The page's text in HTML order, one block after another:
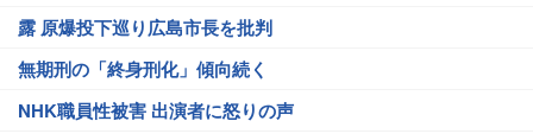
露 原爆投下巡り広島市長を批判
無期刑の「終身刑化」傾向続く
NHK職員性被害 出演者に怒りの声